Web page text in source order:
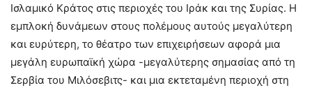
Ισλαμικό Κράτος στις περιοχές του Ιράκ και της Συρίας. Η
εμπλοκή δυνάμεων στους πολέμους αυτούς μεγαλύτερη
και ευρύτερη, το θέατρο των επιχειρήσεων αφορά μια
μεγάλη ευρωπαϊκή χώρα -μεγαλύτερης σημασίας από τη
Σερβία του Μιλόσεβιτς- και μια εκτεταμένη περιοχή στη